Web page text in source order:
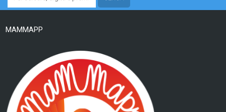
MAMMAPP